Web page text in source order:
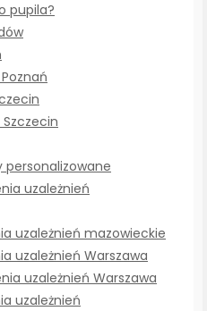
pupila?
uzależnień
uzależnień mazowieckie
uzależnień Warszawa
uzależnień Warszawa
uzależnień